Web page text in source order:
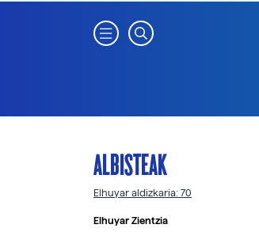
ALBISTEAK
Elhuyar aldizkaria: 70
Elhuyar Zientzia